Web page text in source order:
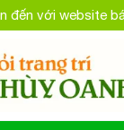
đến với website